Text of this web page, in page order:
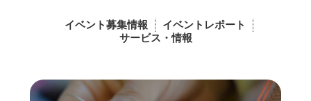
イベント募集情報
イベントレポート
サービス・情報